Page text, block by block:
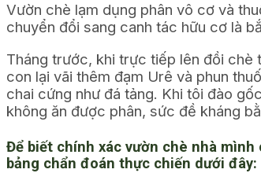
Vườn chè lạm dụng phân vô cơ và
chuyển đổi sang canh tác hữu cơ là
Tháng trước, khi trực tiếp lên đồi chè
con lại vãi thêm đạm Urê và phun
chai cứng như đá tảng. Khi tôi đào
không ăn được phân, sức đề kháng
Để biết chính xác vườn chè nhà mình
bảng chẩn đoán thực chiến dưới đây: